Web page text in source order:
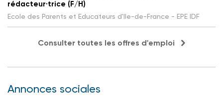
rédacteur·trice (F/H)
Ecole des Parents et Educateurs d'Ile-de-France - EPE IDF
Consulter toutes les offres d'emploi
Annonces sociales